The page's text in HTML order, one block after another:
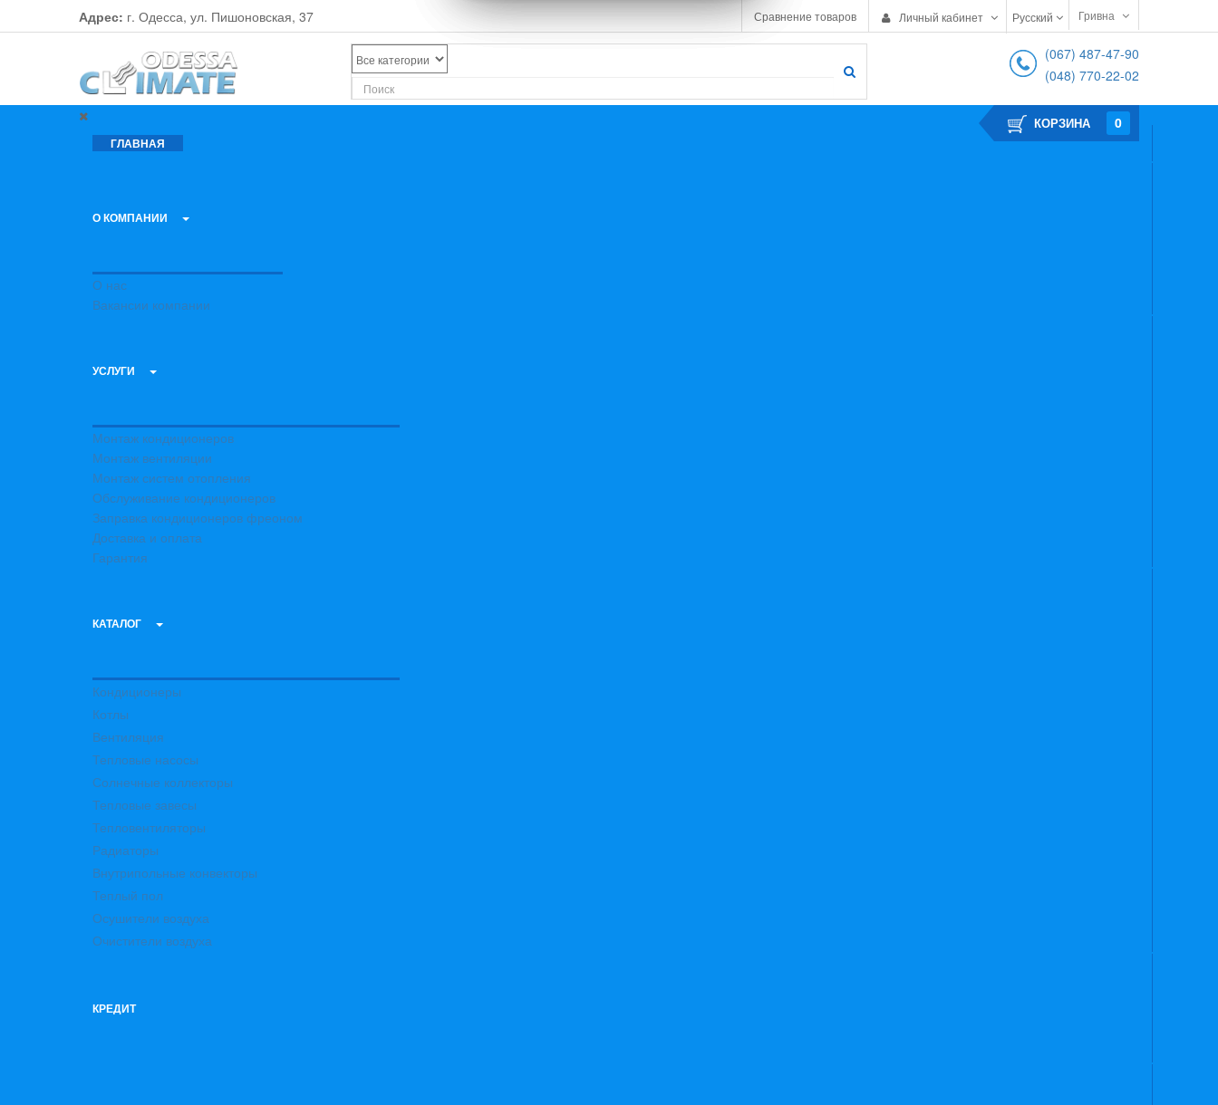
Адрес: г. Одесса, ул. Пишоновская, 37 Сравнение товаров Личный кабинет Гривна
Русский
(067) 487-47-90
(048) 770-22-02
ГЛАВНАЯ
О КОМПАНИИ
О нас
Вакансии компании
УСЛУГИ
Монтаж кондиционеров
Монтаж вентиляции
Монтаж систем отопления
Обслуживание кондиционеров
Заправка кондиционеров фреоном
Доставка и оплата
Гарантия
КАТАЛОГ
Кондиционеры
Котлы
Вентиляция
Тепловые насосы
Солнечные коллекторы
Тепловые завесы
Тепловентиляторы
Радиаторы
Внутрипольные конвекторы
Теплый пол
Осушители воздуха
Очистители воздуха
КРЕДИТ
КОРЗИНА 0